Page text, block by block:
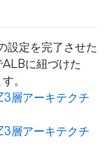
設定を完了させた
に紐づけた
。
層アーキテクチ
層アーキテクチ